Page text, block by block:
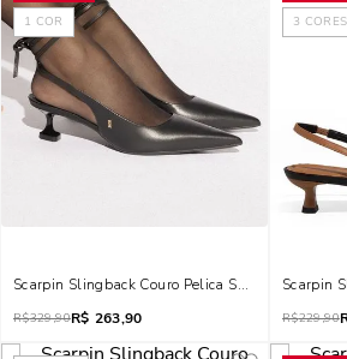
1 COR
Scarpin Slingback Couro Pelica Salto Baixo Taça
R$329,90R$ 263,90
3 CORES
Scarpin
R$229,90